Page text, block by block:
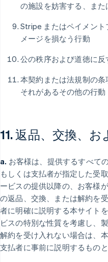
の施設を妨害する、ま
Stripe またはペイメン
メージを損なう行動
公の秩序および道徳に反
本契約または法規制の
それがあるその他の行動
11. 返品、交換、お
a. お客様は、提供するすべて
もしくは支払者が指定した受
ービスの提供以降の、お客様
の返品、交換、または解約を
者に明確に説明する本サイト
ビスの特別な性質を考慮し、
解約を受け入れない場合は、
支払者に事前に説明するものと